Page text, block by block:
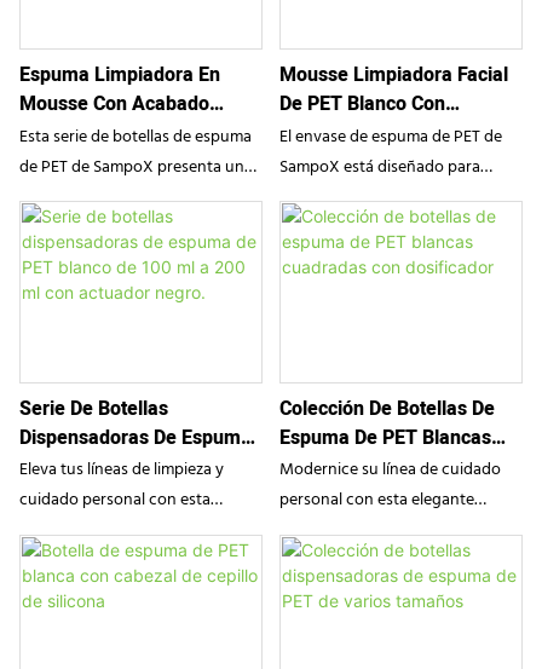
dosificador que dispensa una
espuma perfecta con forma de
flor, combinando a la perfección
una estética lúdica con una
funcionalidad precisa y fiable
para tu marca.
líquidos en una espuma rica y
densa, ofreciendo una
experiencia sensorial excepcional
para geles y mousses faciales de
alta gama.
Espuma Limpiadora En
Mousse Con Acabado
Degradado Y PET
Esmerilado. Botella De 80
Ml.
Esta serie de botellas de espuma
de PET de SampoX presenta un
sofisticado acabado esmerilado
degradado y un dosificador de
precisión. Diseñada para
limpiadores faciales de alta gama,
esfuerzo, ofreciendo una
experiencia sensorial de lujo a la
vez que mantiene una estética
moderna y minimalista para las
marcas de cuidado de la piel.
Mousse Limpiadora Facial
De PET Blanco Con
Dosificador, 100 Ml 150 Ml
El envase de espuma de PET de
SampoX está diseñado para
optimizar la rutina diaria de
cuidado de la piel. Su dosificador
de alto rendimiento proporciona
de producto. Su elegante diseño
minimalista en color blanco
ofrece una estética profesional,
ideal tanto para marcas
minoristas como para salones de
belleza de alta gama.
Serie De Botellas
Dispensadoras De Espuma
De PET Blanco De 100 Ml A
200 Ml Con Actuador
Eleva tus líneas de limpieza y
cuidado personal con esta
versátil colección de botellas de
PET con dosificador de espuma.
Disponibles en una amplia gama
Colección De Botellas De
Espuma De PET Blancas
Cuadradas Con Dosificador
Modernice su línea de cuidado
personal con esta elegante
colección de botellas de espuma
PET personalizadas. A diferencia
de los envases cilíndricos